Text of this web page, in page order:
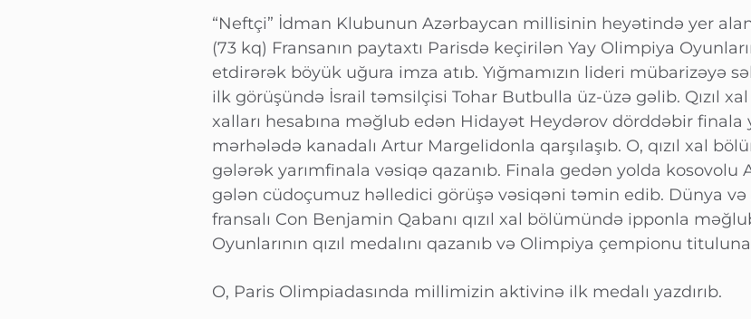
“Neftçi” İdman Klubunun Azərbaycan millisinin heyətində yer
(73 kq) Fransanın paytaxtı Parisdə keçirilən Yay Olimpiya
etdirərək böyük uğura imza atıb. Yığmamızın lideri mübarizəyə
ilk görüşündə İsrail təmsilçisi Tohar Butbulla üz-üzə gəlib. Qızıl
xalları hesabına məğlub edən Hidayət Heydərov dörddəbir finala
mərhələdə kanadalı Artur Margelidonla qarşılaşıb. O, qızıl xal
gələrək yarımfinala vəsiqə qazanıb. Finala gedən yolda
gələn cüdoçumuz həlledici görüşə vəsiqəni təmin edib. Dünya
fransalı Con Benjamin Qabanı qızıl xal bölümündə ipponla
Oyunlarının qızıl medalını qazanıb və Olimpiya çempionu
O, Paris Olimpiadasında millimizin aktivinə ilk medalı yazdırıb.